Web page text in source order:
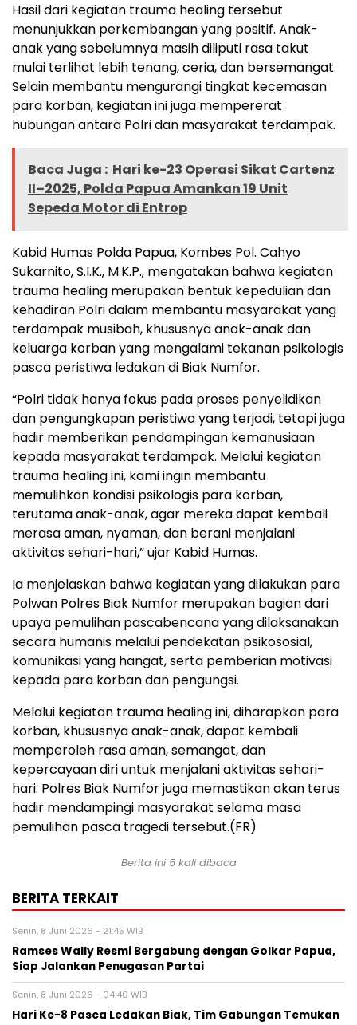
Hasil dari kegiatan trauma healing tersebut
menunjukkan perkembangan yang positif. Anak-
anak yang sebelumnya masih diliputi rasa takut
mulai terlihat lebih tenang, ceria, dan bersemangat.
Selain membantu mengurangi tingkat kecemasan
para korban, kegiatan ini juga mempererat
hubungan antara Polri dan masyarakat terdampak.
Baca Juga : Hari ke-23 Operasi Sikat Cartenz
II–2025, Polda Papua Amankan 19 Unit
Sepeda Motor di Entrop
Kabid Humas Polda Papua, Kombes Pol. Cahyo
Sukarnito, S.I.K., M.K.P., mengatakan bahwa kegiatan
trauma healing merupakan bentuk kepedulian dan
kehadiran Polri dalam membantu masyarakat yang
terdampak musibah, khususnya anak-anak dan
keluarga korban yang mengalami tekanan psikologis
pasca peristiwa ledakan di Biak Numfor.
“Polri tidak hanya fokus pada proses penyelidikan
dan pengungkapan peristiwa yang terjadi, tetapi juga
hadir memberikan pendampingan kemanusiaan
kepada masyarakat terdampak. Melalui kegiatan
trauma healing ini, kami ingin membantu
memulihkan kondisi psikologis para korban,
terutama anak-anak, agar mereka dapat kembali
merasa aman, nyaman, dan berani menjalani
aktivitas sehari-hari,” ujar Kabid Humas.
Ia menjelaskan bahwa kegiatan yang dilakukan para
Polwan Polres Biak Numfor merupakan bagian dari
upaya pemulihan pascabencana yang dilaksanakan
secara humanis melalui pendekatan psikososial,
komunikasi yang hangat, serta pemberian motivasi
kepada para korban dan pengungsi.
Melalui kegiatan trauma healing ini, diharapkan para
korban, khususnya anak-anak, dapat kembali
memperoleh rasa aman, semangat, dan
kepercayaan diri untuk menjalani aktivitas sehari-
hari. Polres Biak Numfor juga memastikan akan terus
hadir mendampingi masyarakat selama masa
pemulihan pasca tragedi tersebut.(FR)
Berita ini 5 kali dibaca
BERITA TERKAIT
Senin, 8 Juni 2026 - 21:45 WIB
Ramses Wally Resmi Bergabung dengan Golkar Papua,
Siap Jalankan Penugasan Partai
Senin, 8 Juni 2026 - 04:40 WIB
Hari Ke-8 Pasca Ledakan Biak, Tim Gabungan Temukan